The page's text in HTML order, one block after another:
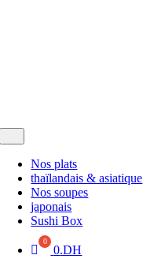
Navigation
Nos plats
thaïlandais & asiatique
Nos soupes
japonais
Sushi Box
0.DH